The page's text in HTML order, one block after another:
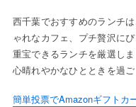
西千葉でおすすめのランチ
ゃれなカフェ、プチ贅沢に
重宝できるランチを厳選し
心晴れやかなひとときを過
簡単投票でAmazonギフトカ